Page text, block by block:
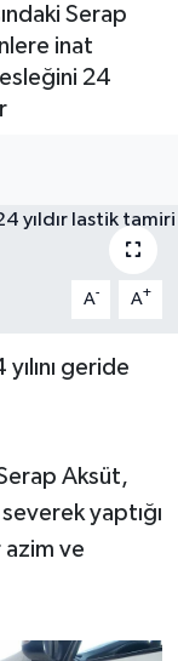
Serap
inat
24
A- A+
geride
Aksüt,
yaptığı
azim ve